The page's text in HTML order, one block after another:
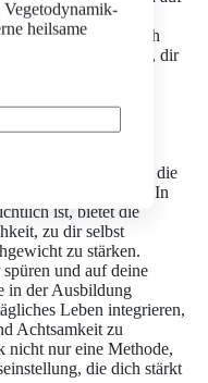
Vegetodynamik-
heilsame
Durch die hohe
Nachfrage nach
du die Möglichkeit, dir
FÜR DEIN
beruflich
Wert für dich
und hilft dir, die
Seele zu vertiefen. In
ist, bietet die
zu dir selbst
zu stärken.
und auf deine
in der Ausbildung
Leben integrieren,
Achtsamkeit zu
nicht nur eine Methode,
die dich stärkt